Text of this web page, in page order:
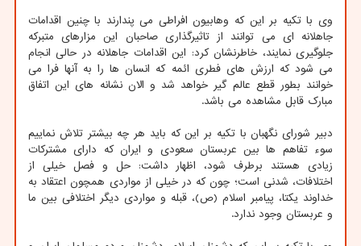
وی با تکیه بر این که وهابیون افراطی می پندارند با چنین اقدامات
جاهلانه ای می توانند از تاثیرگذاری صاحبان این مزارهای متبرکه
جلوگیری نمایند، خاطرنشان کرد: این اقدامات جاهلانه در حالی انجام
می شود که ارزش های فطری ائمه که انسان ها را به آنها فرا می
خوانند بطور قطع عالم گیر خواهد شد و الان نشانه های این اتفاق
مبارک قابل مشاهده می باشد.
دبیر شورای نگهبان با تکیه بر این که باید هر چه بیشتر تلاش نماییم
سوء تفاهم ها بین عربستان سعودی و ایران که دارای مشترکات
زیادی هستند برطرف شود، اظهار داشت: حل و فصل خیلی از
اختلافات، شدنی است؛ چون که در خیلی از مواردی همچون اعتقاد به
خداوند یکتا، پیامبر اسلام (ص)، قبله و مواردی دیگر اختلافی بین ما
و عربستان وجود ندارد.